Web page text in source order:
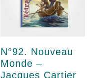
N°92. Nouveau
Monde –
Jacques Cartier